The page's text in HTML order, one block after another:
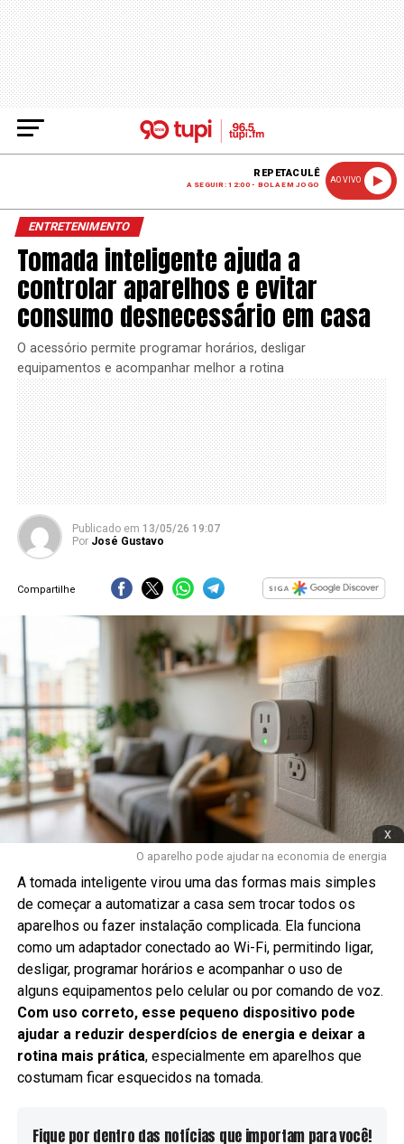
REPETACULÊ
A SEGUIR: 12:00 - BOLA EM JOGO
AO VIVO
ENTRETENIMENTO
Tomada inteligente ajuda a
controlar aparelhos e evitar
consumo desnecessário em casa
O acessório permite programar horários, desligar
equipamentos e acompanhar melhor a rotina
Publicado em 13/05/26 19:07
Por José Gustavo
Compartilhe
x
O aparelho pode ajudar na economia de energia
A tomada inteligente virou uma das formas mais simples
de começar a automatizar a casa sem trocar todos os
aparelhos ou fazer instalação complicada. Ela funciona
como um adaptador conectado ao Wi-Fi, permitindo ligar,
desligar, programar horários e acompanhar o uso de
alguns equipamentos pelo celular ou por comando de voz.
Com uso correto, esse pequeno dispositivo pode
ajudar a reduzir desperdícios de energia e deixar a
rotina mais prática, especialmente em aparelhos que
costumam ficar esquecidos na tomada.
Fique por dentro das notícias que importam para você!